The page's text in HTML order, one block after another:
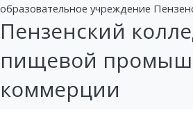
образовательное учреждение
Пензенский
пищевой
коммерции